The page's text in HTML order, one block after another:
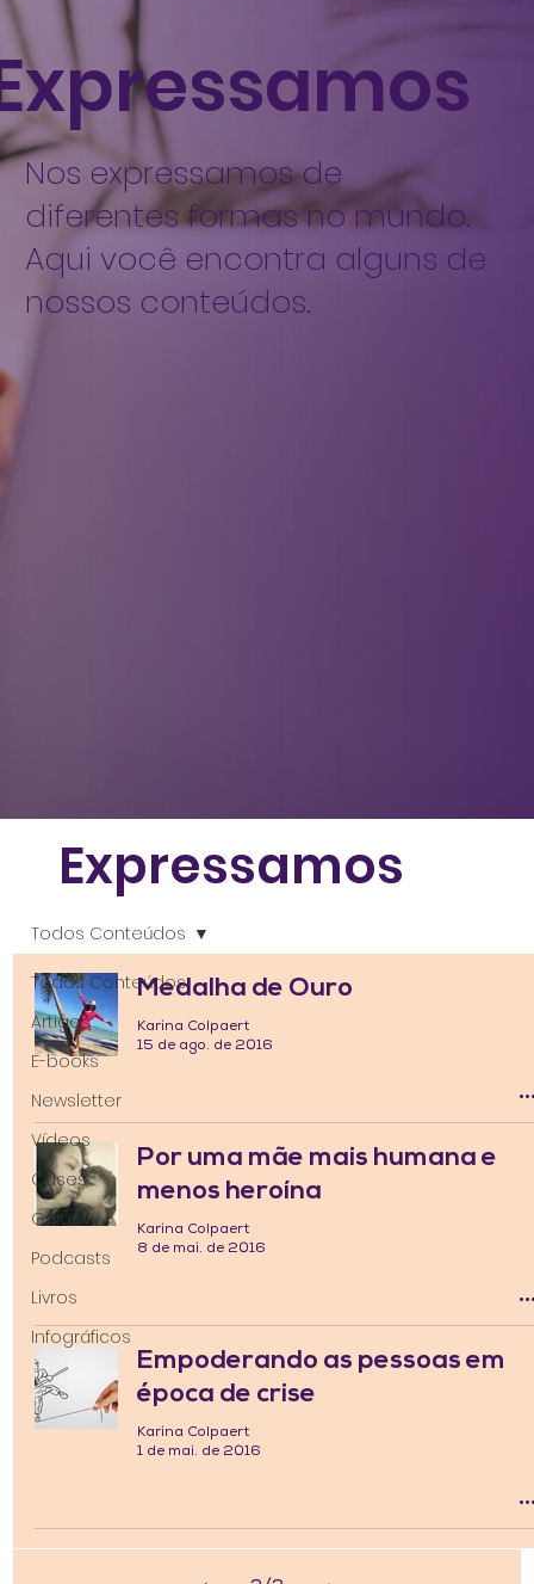
Todos Conteúdos
Artigos
E-books
Newsletter
Vídeos
Cases
Guias
Podcasts
Livros
Infográficos
Todos Conteúdos
Medalha de Ouro
Karina Colpaert
15 de ago. de 2016
Por uma mãe mais humana e
menos heroína
Karina Colpaert
8 de mai. de 2016
Empoderando as pessoas em
época de crise
Karina Colpaert
1 de mai. de 2016
Expressamos
Nos expressamos de
diferentes formas no mundo.
Aqui você encontra alguns de
nossos conteúdos.